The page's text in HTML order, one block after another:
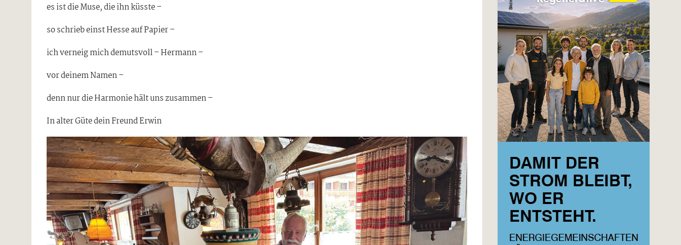
es ist die Muse, die ihn küsste –
so schrieb einst Hesse auf Papier –
ich verneig mich demutsvoll – Hermann –
vor deinem Namen –
denn nur die Harmonie hält uns zusammen –
In alter Güte dein Freund Erwin